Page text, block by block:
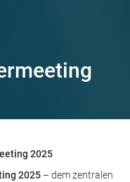
2025
2025 – dem zentralen